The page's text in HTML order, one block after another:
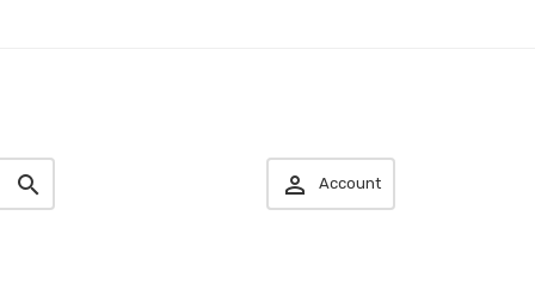
  Account